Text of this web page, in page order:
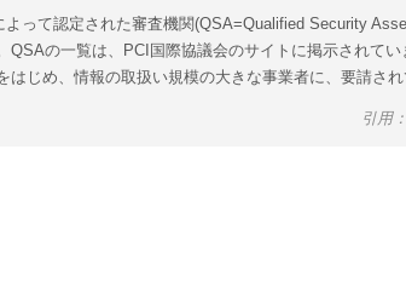
よって認定された審査機関(QSA=Qualified Security
QSAの一覧は、PCI国際協議会のサイトに掲示されてい
はじめ、情報の取扱い規模の大きな事業者に、要請され
引用